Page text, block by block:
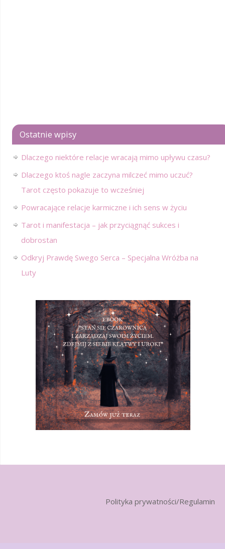
Ostatnie wpisy
Dlaczego niektóre relacje wracają mimo upływu czasu?
Dlaczego ktoś nagle zaczyna milczeć mimo uczuć?
Tarot często pokazuje to wcześniej
Powracające relacje karmiczne i ich sens w życiu
Tarot i manifestacja – jak przyciągnąć sukces i
dobrostan
Odkryj Prawdę Swego Serca – Specjalna Wróżba na
Luty
Polityka prywatności/Regulamin